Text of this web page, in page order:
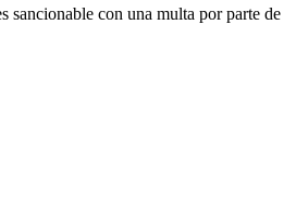
sancionable con una multa por parte de